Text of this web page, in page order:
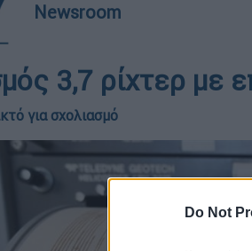
Do Not
Newsroom
3,7 ρίχτερ με
για σχολιασμό